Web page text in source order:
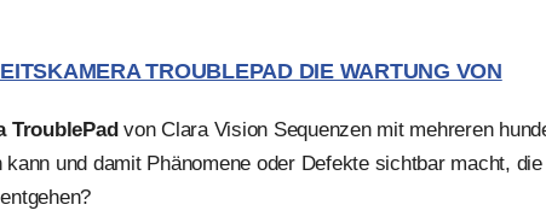
TROUBLEPAD DIE WARTUNG VON
TroublePadvon Clara Vision Sequenzen mit mehreren
und damit Phänomene oder Defekte sichtbar macht,